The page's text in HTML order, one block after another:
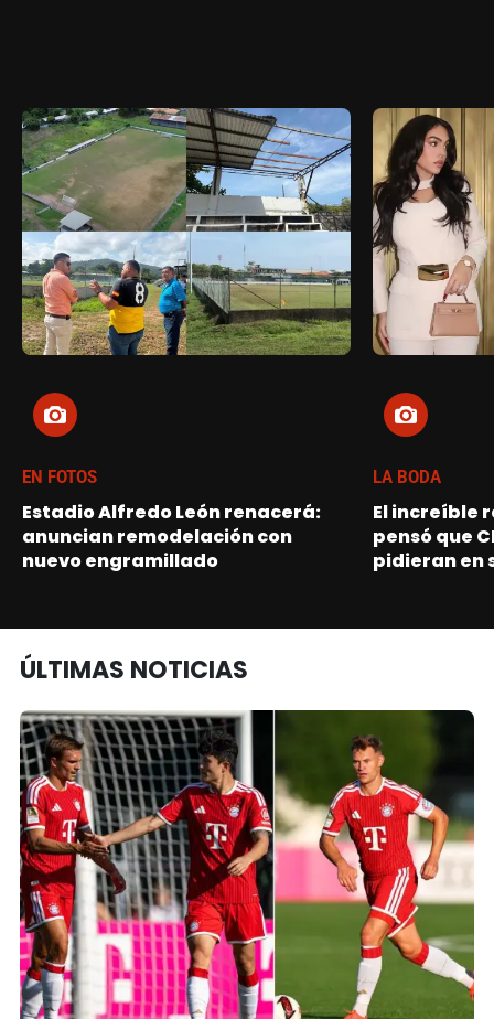
EN FOTOS
Estadio Alfredo León renacerá:
anuncian remodelación con
nuevo engramillado
LA BODA
El increíble
pensó que
pidieran en
ÚLTIMAS NOTICIAS